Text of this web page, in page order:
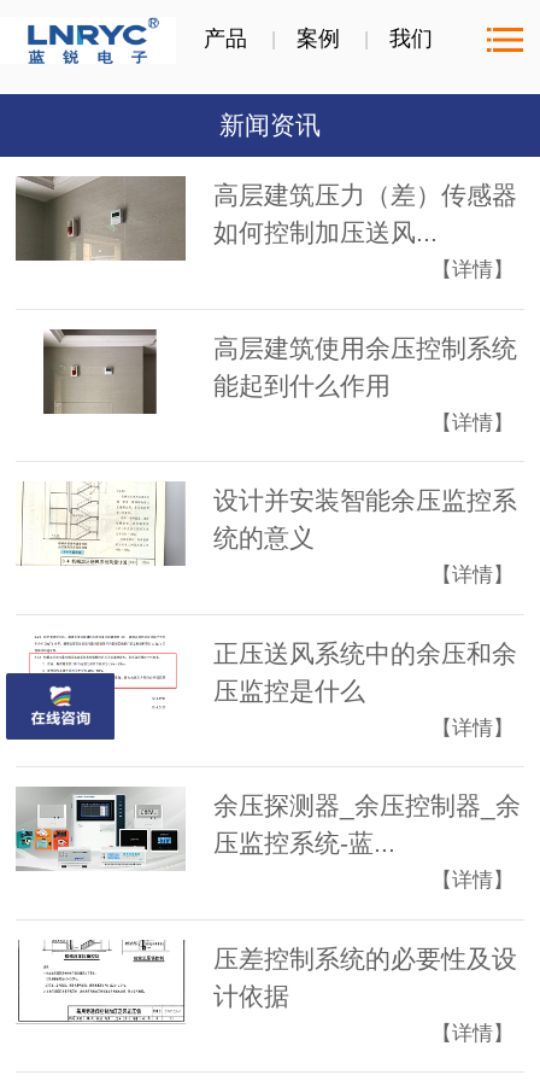
产品 案例 我们
新闻资讯
高层建筑压力（差）传感器
如何控制加压送风...
【详情】
高层建筑使用余压控制系统
能起到什么作用
【详情】
设计并安装智能余压监控系
统的意义
【详情】
正压送风系统中的余压和余
压监控是什么
【详情】
余压探测器_余压控制器_余
压监控系统-蓝...
【详情】
压差控制系统的必要性及设
计依据
【详情】